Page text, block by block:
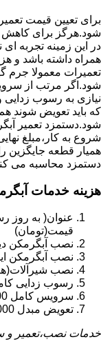
برای تعیین قیمت
شود.هرگز برای کاهش
در این زمینه تجربه
همراه داشته باشد و
تعمیرات معمولا جرم
شود.اگر مرتب از
نیازی به رسوب
که باید تعویض شوند
شود.دستمزد تعمیر
شروع به کار،مبلغ
همیار قطعه جایگزین
دستمزد محاسبه می
هزینه خدمات
قیمت(تومان)
نصب آبگرمکن دیواری
نصب آبگرمکن ایستاده
نصب شیرآلات(هر عدد)
رسوب زدایی کامل 80000
سرویس کامل 100000 140000
تعویض مبدل 50000 60000
خدمات نصب،تعمیر و